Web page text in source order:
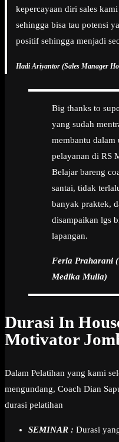
kepercayaan diri sales
sehingga bisa tau potensi
positif sehingga menjadi
Hadi Ariyantor (Sales Manager
Big thanks to
yang sudah
membantu dalam
pelayanan di RS
Belajar bareng
santai, tidak
banyak praktek,
disampaikan lgs
lapangan.
Feria Praharani
Medika Mulia)
Durasi In
Motivator
Dalam Pelatihan yang kami
mengundang, Coach Dian
durasi pelatihan
SEMINAR : Durasi